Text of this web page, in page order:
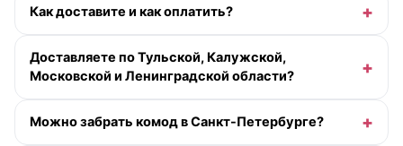
Как доставите и как оплатить?
Доставляете по Тульской, Калужской,
Московской и Ленинградской области?
Можно забрать комод в Санкт-Петербурге?